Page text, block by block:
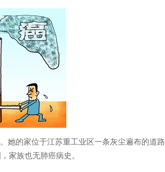
她的家位于江苏重工业区一条灰尘遍布的道路
家族也无肺癌病史。